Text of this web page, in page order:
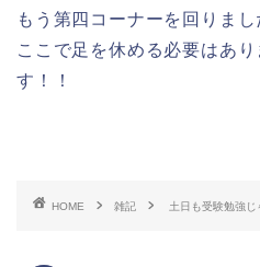
もう第四コーナーを回りまし
ここで足を休める必要はあ
す！！
HOME 雑記 土日も受験勉強じ